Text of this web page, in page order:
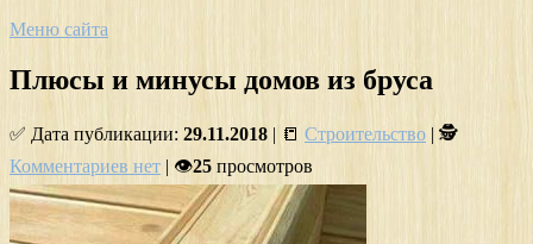
Меню сайта
Плюсы и минусы домов из бруса
✅ Дата публикации: 29.11.2018 | 📒 Строительство | 🕵
Комментариев нет | 👁25 просмотров